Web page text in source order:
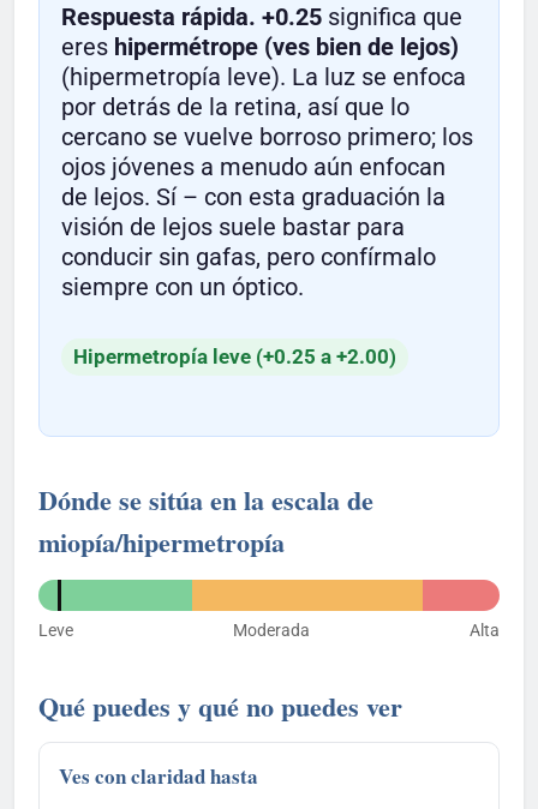
Respuesta rápida. +0.25 significa que
eres hipermétrope (ves bien de lejos)
(hipermetropía leve). La luz se enfoca
por detrás de la retina, así que lo
cercano se vuelve borroso primero; los
ojos jóvenes a menudo aún enfocan
de lejos. Sí – con esta graduación la
visión de lejos suele bastar para
conducir sin gafas, pero confírmalo
siempre con un óptico.
Hipermetropía leve (+0.25 a +2.00)
Dónde se sitúa en la escala de
miopía/hipermetropía
Leve Moderada Alta
Qué puedes y qué no puedes ver
Ves con claridad hasta